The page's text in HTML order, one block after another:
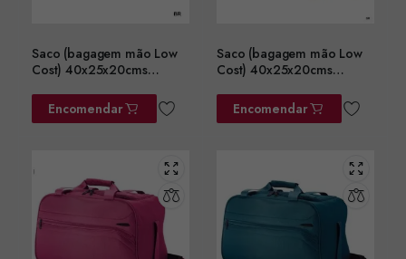
Saco (bagagem mão Low
Cost) 40x25x20cms
Encomendar
Saco (bagagem mão Low
Cost) 40x25x20cms
Encomendar